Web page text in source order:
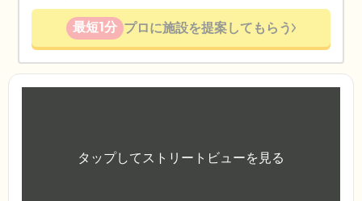
最短1分 プロに施設を提案してもらう